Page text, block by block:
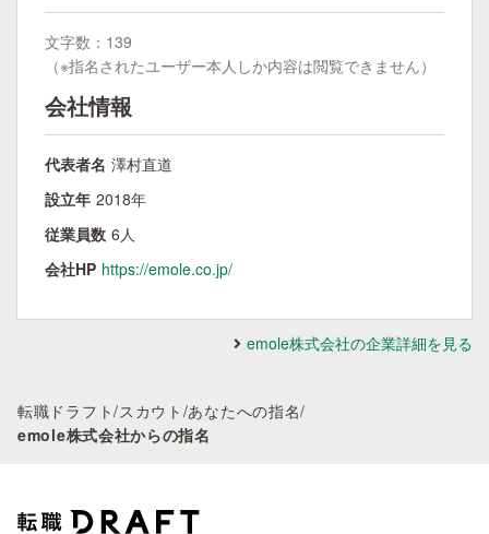
文字数：139
（※指名されたユーザー本人しか内容は閲覧できません）
会社情報
代表者名 澤村直道
設立年 2018年
従業員数 6人
会社HP https://emole.co.jp/
emole株式会社の企業詳細を見る
転職ドラフト/スカウト /あなたへの指名/
emole株式会社からの指名